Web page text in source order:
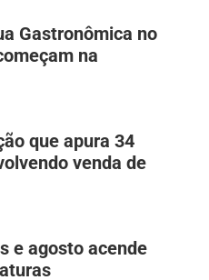
Gastronômica no
na
que apura 34
venda de
e agosto acende